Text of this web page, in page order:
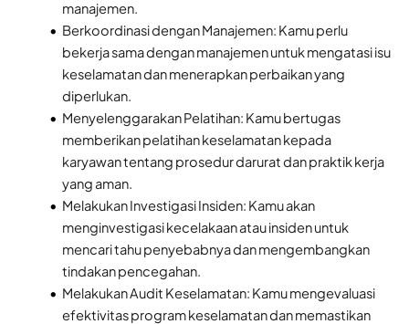
manajemen.
Berkoordinasi dengan Manajemen: Kamu perlu
bekerja sama dengan manajemen untuk mengatasi isu
keselamatan dan menerapkan perbaikan yang
diperlukan.
Menyelenggarakan Pelatihan: Kamu bertugas
memberikan pelatihan keselamatan kepada
karyawan tentang prosedur darurat dan praktik kerja
yang aman.
Melakukan Investigasi Insiden: Kamu akan
menginvestigasi kecelakaan atau insiden untuk
mencari tahu penyebabnya dan mengembangkan
tindakan pencegahan.
Melakukan Audit Keselamatan: Kamu mengevaluasi
efektivitas program keselamatan dan memastikan